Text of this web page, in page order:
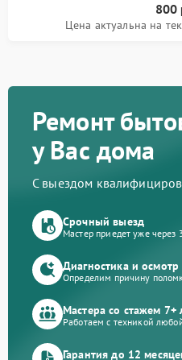
800
Цена актуальна на
Ремонт
у Вас дома
С выездом
Срочный выезд
Мастер приедет уже через
Диагностика и осмотр
Определим причину
Мастера со стажем 7+
Работаем с техникой
Гарантия до 12